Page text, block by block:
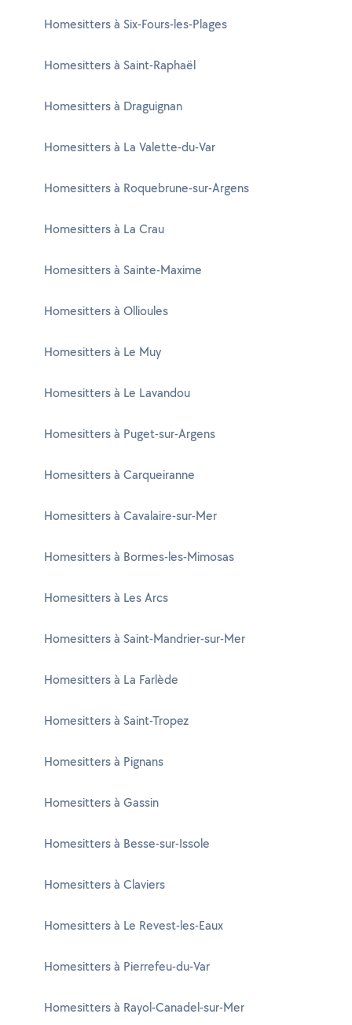
Homesitters à Six-Fours-les-Plages
Homesitters à Saint-Raphaël
Homesitters à Draguignan
Homesitters à La Valette-du-Var
Homesitters à Roquebrune-sur-Argens
Homesitters à La Crau
Homesitters à Sainte-Maxime
Homesitters à Ollioules
Homesitters à Le Muy
Homesitters à Le Lavandou
Homesitters à Puget-sur-Argens
Homesitters à Carqueiranne
Homesitters à Cavalaire-sur-Mer
Homesitters à Bormes-les-Mimosas
Homesitters à Les Arcs
Homesitters à Saint-Mandrier-sur-Mer
Homesitters à La Farlède
Homesitters à Saint-Tropez
Homesitters à Pignans
Homesitters à Gassin
Homesitters à Besse-sur-Issole
Homesitters à Claviers
Homesitters à Le Revest-les-Eaux
Homesitters à Pierrefeu-du-Var
Homesitters à Rayol-Canadel-sur-Mer